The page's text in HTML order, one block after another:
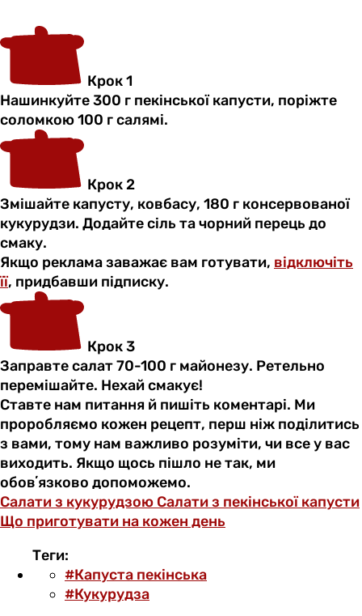
Крок 1
Нашинкуйте 300 г пекінської капусти, поріжте
соломкою 100 г салямі.
Крок 2
Змішайте капусту, ковбасу, 180 г консервованої
кукурудзи. Додайте сіль та чорний перець до
смаку.
Якщо реклама заважає вам готувати, відключіть
її, придбавши підписку.
Крок 3
Заправте салат 70-100 г майонезу. Ретельно
перемішайте. Нехай смакує!
Ставте нам питання й пишіть коментарі. Ми
проробляємо кожен рецепт, перш ніж поділитись
з вами, тому нам важливо розуміти, чи все у вас
виходить. Якщо щось пішло не так, ми
обовʼязково допоможемо.
Салати з кукурудзою Салати з пекінської капусти
Що приготувати на кожен день
Теги:
#Капуста пекінська
#Кукурудза